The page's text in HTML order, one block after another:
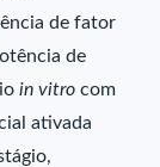
de fator
de
in vitro com
ativada